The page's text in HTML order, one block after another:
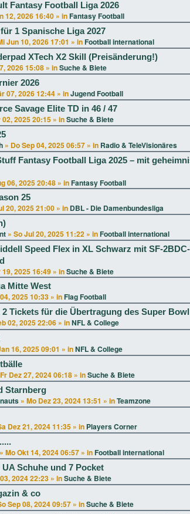
Fantasy Football Liga 2026
12, 2026 16:40 » in Fantasy Football
1 Spanische Liga 2027
Jun 10, 2026 17:01 » in Football international
XTech X2 Skill (Preisänderung!)
2026 15:08 » inSuche & Biete
2026
07, 2026 12:44 » inJugend Football
Savage Elite TD in 46 / 47
02, 2025 20:15 » inSuche & Biete
» Do Sep 04, 2025 06:57 » in Radio & TeleVisionäres
Fantasy Football Liga 2025 – mit
06, 2025 20:48 » in Fantasy Football
25
20, 2025 21:00 » in DBL - Die Damenbundesliga
» So Jul 20, 2025 11:22 » in Football international
Speed Flex in XL Schwarz mit SF-
19, 2025 16:49 » inSuche & Biete
Mitte West
2025 10:33 » in Flag Football
Tickets für die Übertragung des Super
02, 2025 22:06 » inNFL & College
16, 2025 09:01 » inNFL & College
Fr Dez 27, 2024 06:18 » inSuche & Biete
Starnberg
» Mo Dez 23, 2024 13:51 » inTeamzone
Dez 21, 2024 11:35 » in Players Corner
» Mo Okt 14, 2024 06:57 » in Football international
UA Schuhe und 7 Pocket
2024 22:23 » inSuche & Biete
& co
Sep 08, 2024 09:57 » inSuche & Biete